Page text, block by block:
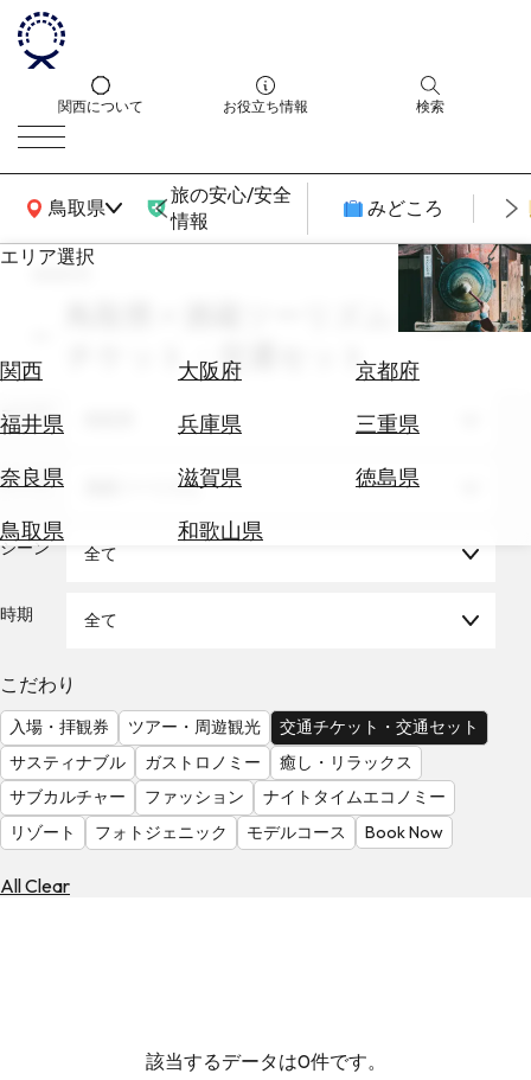
関西について お役立ち情報 検索
鳥取県
関西広域MAP
旅の安心/安全
情報
みどころ
エリア選択
関西 大阪府
京都府
福井県
兵庫県
三重県
奈良県
滋賀県
徳島県
鳥取県
和歌山県
エ
券
テ
を
る
気
を
見
る
search
鳥取県 × 酒蔵ツーリズム × 交通
チケット・交通セット
エリア
テーマ 酒蔵ツーリズム
シーン 全て
時期 全て
こだわり
入場・拝観券 ツアー・周遊観光
交通チケット・交通セット
サスティナブル
ガストロノミー
癒し・リラックス
サブカルチャー
ファッション
ナイトタイムエコノミー
リゾート
フォトジェニック モデルコース Book Now
All Clear
該当するデータは0件です。